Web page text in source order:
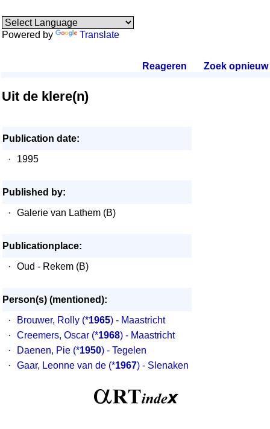
Powered by Translate
Reageren Zoek opnieuw.
Uit de klere(n)
Publication date:
·
1995
Published by:
·
Galerie van Lathem (B)
Publicationplace:
·
Oud - Rekem (B)
Person(s) (mentioned):
·
Brouwer, Rolly (*1965) - Maastricht
·
Creemers, Oscar (*1968) - Maastricht
·
Daenen, Pie (*1950) - Tegelen
·
Gaar, Leonne van de (*1967) - Slenaken